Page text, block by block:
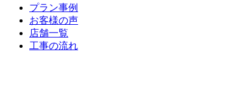
プラン事例
お客様の声
店舗一覧
工事の流れ